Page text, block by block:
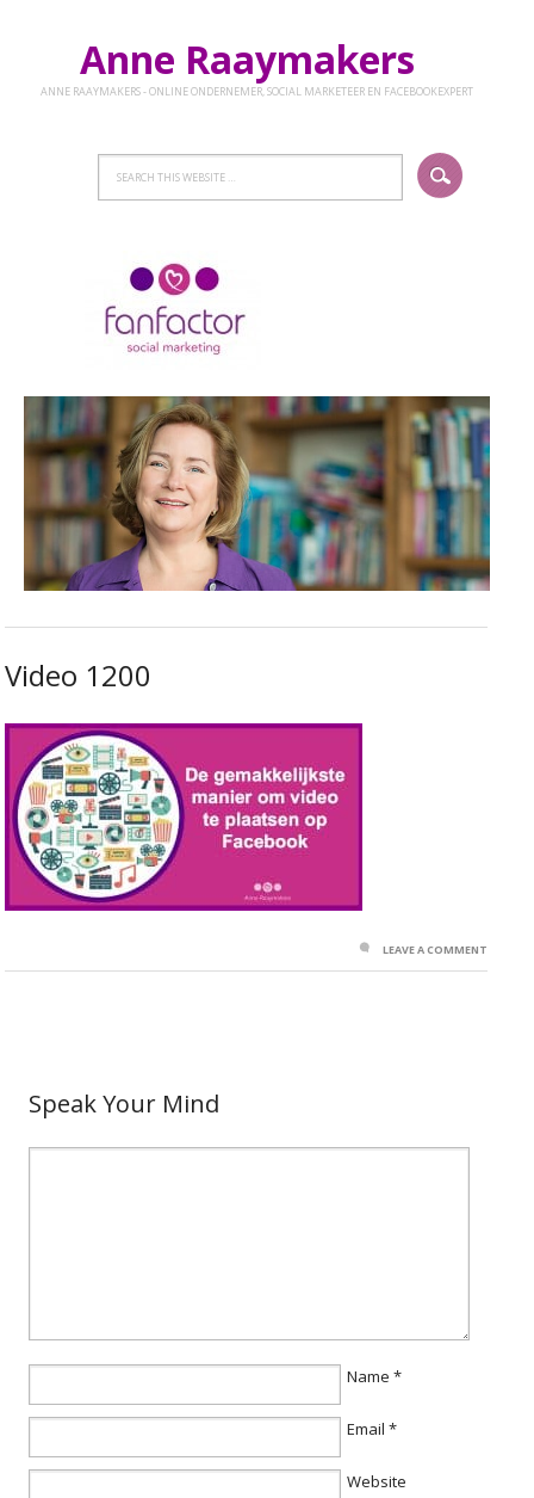
Anne Raaymakers
ANNE RAAYMAKERS - ONLINE ONDERNEMER, SOCIAL MARKETEER EN FACEBOOKEXPERT
Video 1200
LEAVE A COMMENT
Speak Your Mind
Name *
Email *
Website